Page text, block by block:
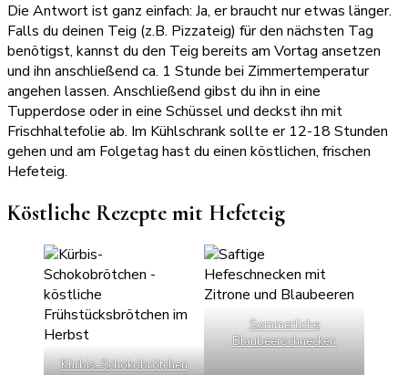
Die Antwort ist ganz einfach: Ja, er braucht nur etwas länger.
Falls du deinen Teig (z.B. Pizzateig) für den nächsten Tag
benötigst, kannst du den Teig bereits am Vortag ansetzen
und ihn anschließend ca. 1 Stunde bei Zimmertemperatur
angehen lassen. Anschließend gibst du ihn in eine
Tupperdose oder in eine Schüssel und deckst ihn mit
Frischhaltefolie ab. Im Kühlschrank sollte er 12-18 Stunden
gehen und am Folgetag hast du einen köstlichen, frischen
Hefeteig.
Köstliche Rezepte mit Hefeteig
Kürbis-Schokobrötchen
Sommerliche
Blaubeerschnecken